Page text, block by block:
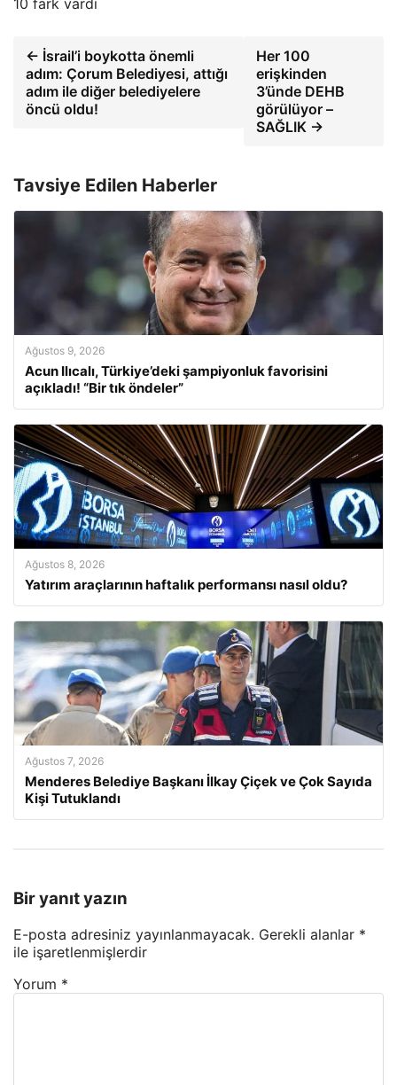
10 fark vardı
← İsrail’i boykotta önemli
adım: Çorum Belediyesi, attığı
adım ile diğer belediyelere
öncü oldu!
Her 100
erişkinden
3’ünde DEHB
görülüyor –
SAĞLIK →
Tavsiye Edilen Haberler
Ağustos 9, 2026
Acun Ilıcalı, Türkiye’deki şampiyonluk favorisini
açıkladı! “Bir tık öndeler”
Ağustos 8, 2026
Yatırım araçlarının haftalık performansı nasıl oldu?
Ağustos 7, 2026
Menderes Belediye Başkanı İlkay Çiçek ve Çok Sayıda
Kişi Tutuklandı
Bir yanıt yazın
E-posta adresiniz yayınlanmayacak. Gerekli alanlar *
ile işaretlenmişlerdir
Yorum *